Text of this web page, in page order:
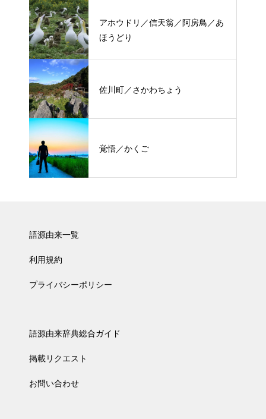
アホウドリ／信天翁／阿房鳥／あ
ほうどり
佐川町／さかわちょう
覚悟／かくご
語源由来一覧
利用規約
プライバシーポリシー
語源由来辞典総合ガイド
掲載リクエスト
お問い合わせ